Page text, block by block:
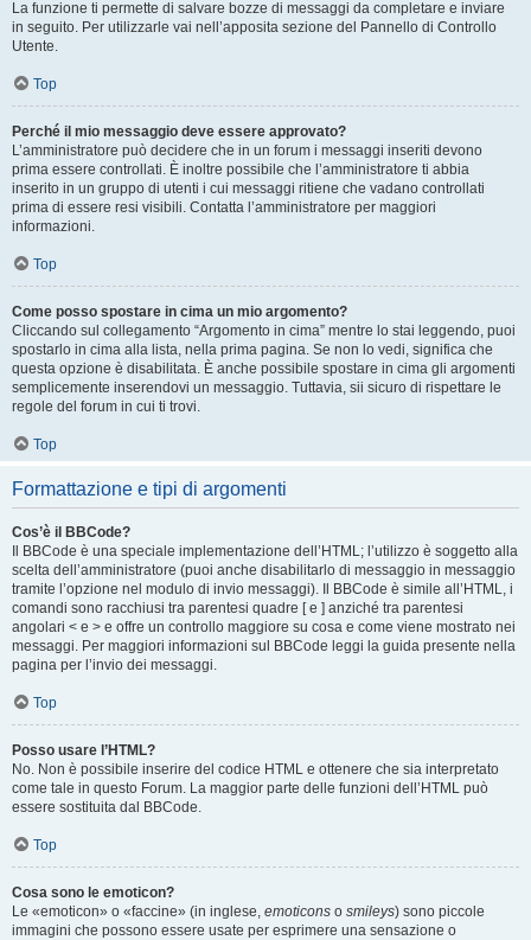
La funzione ti permette di salvare bozze di messaggi da completare e inviare
in seguito. Per utilizzarle vai nell’apposita sezione del Pannello di Controllo
Utente.
Top
Perché il mio messaggio deve essere approvato?
L’amministratore può decidere che in un forum i messaggi inseriti devono
prima essere controllati. È inoltre possibile che l’amministratore ti abbia
inserito in un gruppo di utenti i cui messaggi ritiene che vadano controllati
prima di essere resi visibili. Contatta l’amministratore per maggiori
informazioni.
Top
Come posso spostare in cima un mio argomento?
Cliccando sul collegamento “Argomento in cima” mentre lo stai leggendo, puoi
spostarlo in cima alla lista, nella prima pagina. Se non lo vedi, significa che
questa opzione è disabilitata. È anche possibile spostare in cima gli argomenti
semplicemente inserendovi un messaggio. Tuttavia, sii sicuro di rispettare le
regole del forum in cui ti trovi.
Top
Formattazione e tipi di argomenti
Cos’è il BBCode?
Il BBCode è una speciale implementazione dell’HTML; l’utilizzo è soggetto alla
scelta dell’amministratore (puoi anche disabilitarlo di messaggio in messaggio
tramite l’opzione nel modulo di invio messaggi). Il BBCode è simile all’HTML, i
comandi sono racchiusi tra parentesi quadre [ e ] anziché tra parentesi
angolari < e > e offre un controllo maggiore su cosa e come viene mostrato nei
messaggi. Per maggiori informazioni sul BBCode leggi la guida presente nella
pagina per l’invio dei messaggi.
Top
Posso usare l’HTML?
No. Non è possibile inserire del codice HTML e ottenere che sia interpretato
come tale in questo Forum. La maggior parte delle funzioni dell’HTML può
essere sostituita dal BBCode.
Top
Cosa sono le emoticon?
Le «emoticon» o «faccine» (in inglese, emoticons o smileys) sono piccole
immagini che possono essere usate per esprimere una sensazione o